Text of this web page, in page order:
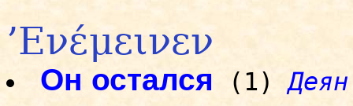
’Ενέμεινεν
Он остался (1)